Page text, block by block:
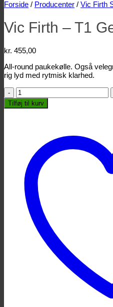
Forside / Producenter / Vic Firth
Vic Firth – T1
kr. 455,00
All-round paukekølle. Også
rig lyd med rytmisk klarhed.
Vic
Firth
-
Tilføj til kurv